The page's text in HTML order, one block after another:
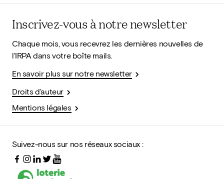
Inscrivez-vous à notre newsletter
Chaque mois, vous recevrez les dernières nouvelles de
l'IRPA dans votre boîte mails.
En savoir plus sur notre newsletter
Droits d'auteur
Mentions légales
Suivez-nous sur nos réseaux sociaux :